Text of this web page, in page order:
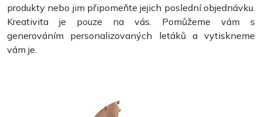
produkty nebo jim připomeňte jejich poslední objednávku.
Kreativita je pouze na vás. Pomůžeme vám s
generováním personalizovaných letáků a vytiskneme
vám je.